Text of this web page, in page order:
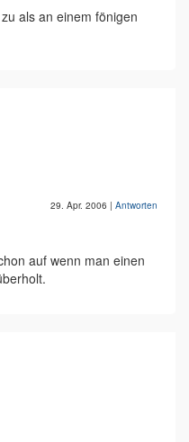
als an einem fönigen
29. Apr. 2006 | Antworten
auf wenn man einen